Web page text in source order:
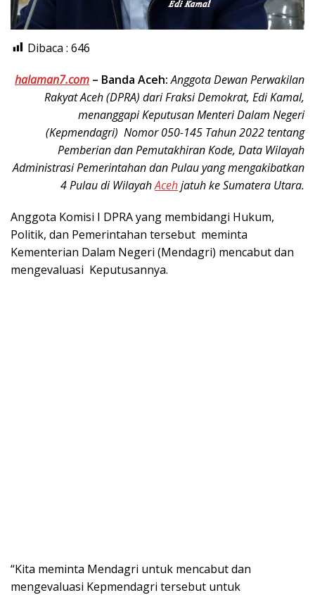
Dibaca : 646
halaman7.com – Banda Aceh: Anggota Dewan Perwakilan
Rakyat Aceh (DPRA) dari Fraksi Demokrat, Edi Kamal,
menanggapi Keputusan Menteri Dalam Negeri
(Kepmendagri) Nomor 050-145 Tahun 2022 tentang
Pemberian dan Pemutakhiran Kode, Data Wilayah
Administrasi Pemerintahan dan Pulau yang mengakibatkan
4 Pulau di WilayahAcehjatuh ke Sumatera Utara.
Anggota Komisi I DPRA yang membidangi Hukum,
Politik, dan Pemerintahan tersebut meminta
Kementerian Dalam Negeri (Mendagri) mencabut dan
mengevaluasi Keputusannya.
“Kita meminta Mendagri untuk mencabut dan
mengevaluasi Kepmendagri tersebut untuk